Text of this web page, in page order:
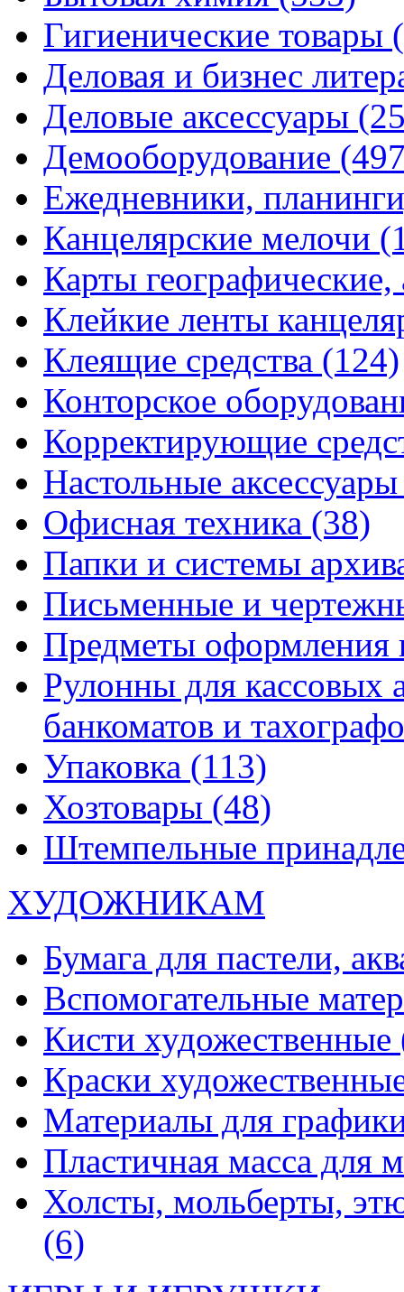
Гигиенические товары
Деловая и бизнес
Деловые аксессуары
Демооборудование
Ежедневники,
Канцелярские мелочи
Карты
Клейкие ленты
Клеящие средства (124)
Конторское
Корректирующие
Настольные
Офисная техника (38)
Папки и системы
Письменные и
Предметы оформления
Рулонны для кассовых
банкоматов и
Упаковка (113)
Хозтовары (48)
Штемпельные
ХУДОЖНИКАМ
Бумага для пастели,
Вспомогательные
Кисти художественные
Краски
Материалы для
Пластичная масса для
Холсты, мольберты,
(6)